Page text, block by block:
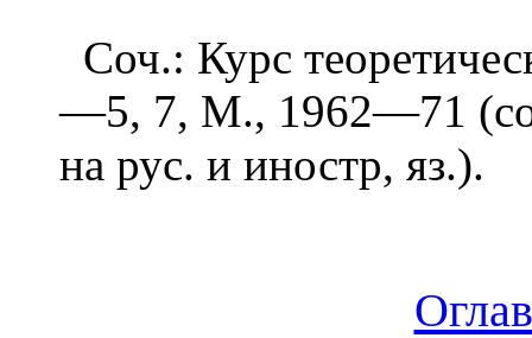
Соч.: Курс
—5, 7, М., 1962—71
на рус. и иностр, яз.).